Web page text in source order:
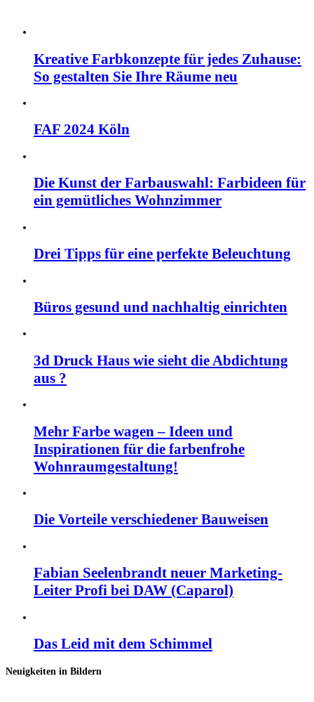
Kreative Farbkonzepte für jedes Zuhause:
So gestalten Sie Ihre Räume neu
FAF 2024 Köln
Die Kunst der Farbauswahl: Farbideen für
ein gemütliches Wohnzimmer
Drei Tipps für eine perfekte Beleuchtung
Büros gesund und nachhaltig einrichten
3d Druck Haus wie sieht die Abdichtung
aus ?
Mehr Farbe wagen – Ideen und
Inspirationen für die farbenfrohe
Wohnraumgestaltung!
Die Vorteile verschiedener Bauweisen
Fabian Seelenbrandt neuer Marketing-
Leiter Profi bei DAW (Caparol)
Das Leid mit dem Schimmel
Neuigkeiten in Bildern